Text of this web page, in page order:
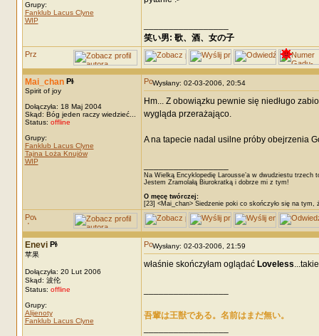
Grupy:
Fanklub Lacus Clyne
WIP
笑い男: 歌、酒、女の子 DRM:
Mai_chan
Spirit of joy
Dołączyła: 18 Maj 2004
Skąd: Bóg jeden raczy wiedzieć...
Status: offline
Grupy:
Fanklub Lacus Clyne
Tajna Loża Knujów
WIP
Wysłany: 02-03-2006, 20:54
Hm... Z obowiązku pewnie się niedługo
wygląda przerażająco.
A na tapecie nadal usilne próby obejrzenia
Na Wielką Encyklopedię Larousse’a w dwudziestu trzech
Jestem Zramolałą Biurokratką i dobrze mi z tym!
O męcę twórczej:
[23] <Mai_chan> Siedzenie poki co skończyło się na
Enevi
苹果
Dołączyła: 20 Lut 2006
Skąd: 波伦
Status: offline
Grupy:
Alijenoty
Fanklub Lacus Clyne
Wysłany: 02-03-2006, 21:59
właśnie skończyłam oglądać Loveless
吾輩は王獣である。名前はまだ無い。